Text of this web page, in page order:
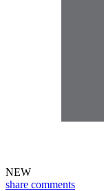
NEW
share comments